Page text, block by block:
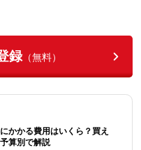
録（無料）
かかる費用はいくら？買え
算別で解説